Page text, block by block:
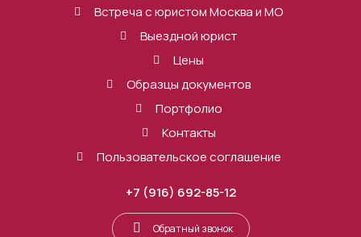
Встреча с юристом Москва и МО
Выездной юрист
Цены
Образцы документов
Портфолио
Контакты
Пользовательское соглашение
+7 (916) 692-85-12
Обратный звонок